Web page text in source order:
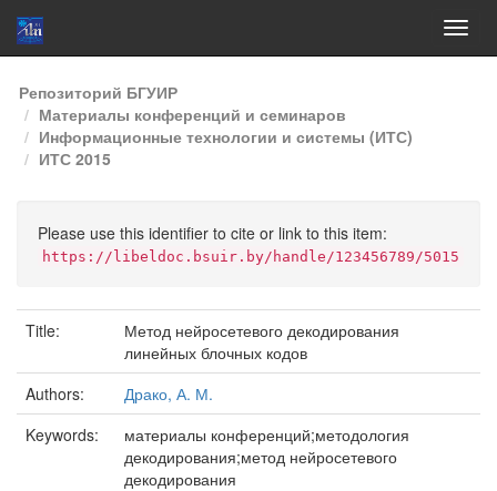
Skip
navigation
Репозиторий БГУИР
Материалы конференций и семинаров
Информационные технологии и системы (ИТС)
ИТС 2015
Please use this identifier to cite or link to this item:
https://libeldoc.bsuir.by/handle/123456789/5015
Title:
Метод нейросетевого декодирования
линейных блочных кодов
Authors:
Драко, А. М.
Keywords:
материалы конференций;методология
декодирования;метод нейросетевого
декодирования